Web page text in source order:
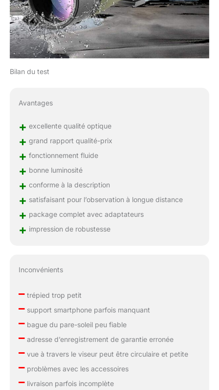
Bilan du test
Avantages
+ excellente qualité optique
+ grand rapport qualité-prix
+ fonctionnement fluide
+ bonne luminosité
+ conforme à la description
+ satisfaisant pour l’observation à longue distance
+ package complet avec adaptateurs
+ impression de robustesse
Inconvénients
–trépied trop petit
–support smartphone parfois manquant
–bague du pare-soleil peu fiable
–adresse d’enregistrement de garantie erronée
–vue à travers le viseur peut être circulaire et petite
–problèmes avec les accessoires
–livraison parfois incomplète